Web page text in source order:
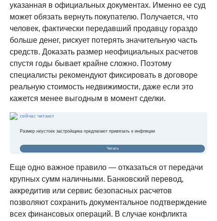
указанная в официальных документах. Именно ее суд
может обязать вернуть покупателю. Получается, что
человек, фактически передавший продавцу гораздо
больше денег, рискует потерять значительную часть
средств. Доказать размер неофициальных расчетов
спустя годы бывает крайне сложно. Поэтому
специалисты рекомендуют фиксировать в договоре
реальную стоимость недвижимости, даже если это
кажется менее выгодным в момент сделки.
сейчас читают
Размер неустоек застройщика предлагают привязать к инфляции
Читать
Еще одно важное правило — отказаться от передачи
крупных сумм наличными. Банковский перевод,
аккредитив или сервис безопасных расчетов
позволяют сохранить документальное подтверждение
всех финансовых операций. В случае конфликта